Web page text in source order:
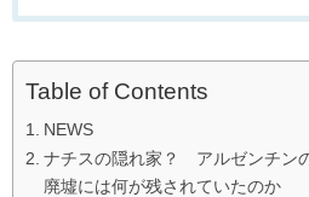
Table of Contents
NEWS
ナチスの隠れ家？ アルゼンチン
廃墟には何が残されていたのか